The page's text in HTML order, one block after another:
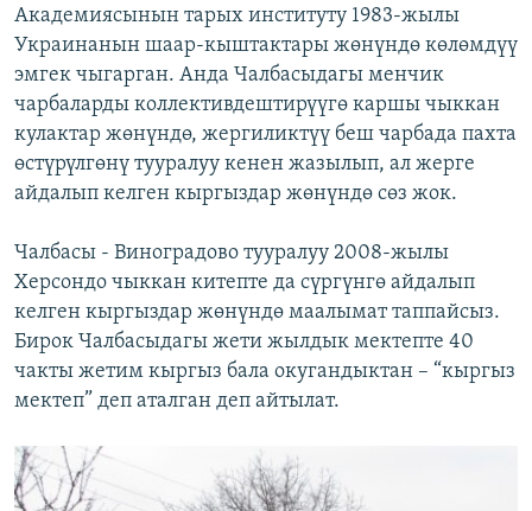
Академиясынын тарых институту 1983-жылы
Украинанын шаар-кыштактары жөнүндө көлөмдүү
эмгек чыгарган. Анда Чалбасыдагы менчик
чарбаларды коллективдештирүүгө каршы чыккан
кулактар жөнүндө, жергиликтүү беш чарбада пахта
өстүрүлгөнү тууралуу кенен жазылып, ал жерге
айдалып келген кыргыздар жөнүндө сөз жок.
Чалбасы - Виноградово тууралуу 2008-жылы
Херсондо чыккан китепте да сүргүнгө айдалып
келген кыргыздар жөнүндө маалымат таппайсыз.
Бирок Чалбасыдагы жети жылдык мектепте 40
чакты жетим кыргыз бала окугандыктан – “кыргыз
мектеп” деп аталган деп айтылат.